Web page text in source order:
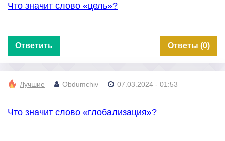
Что значит слово «цель»?
Ответить Ответы (0)
Лучшие Obdumchiv 07.03.2024 - 01:53
Что значит слово «глобализация»?